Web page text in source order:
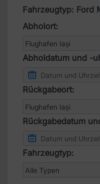
Fahrzeugtyp: Ford
Abholort:
Abholdatum und -
Rückgabeort:
Rückgabedatum
Fahrzeugtyp: